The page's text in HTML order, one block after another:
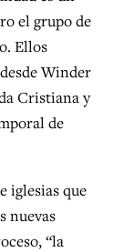
el grupo de
Ellos
Winder
Cristiana y
de
iglesias que
nuevas
“la
reclaim
in key
for
world